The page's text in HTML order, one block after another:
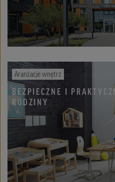
Aranżacje wnętrz
BEZPIECZNE I
RODZINY